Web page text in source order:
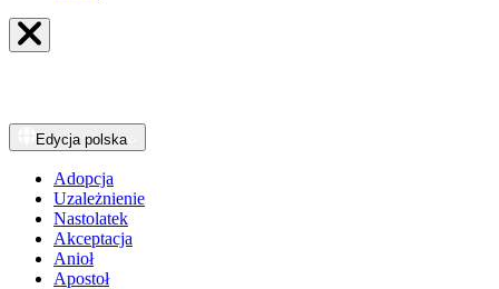
Edycja polska
Adopcja
Uzależnienie
Nastolatek
Akceptacja
Anioł
Apostoł